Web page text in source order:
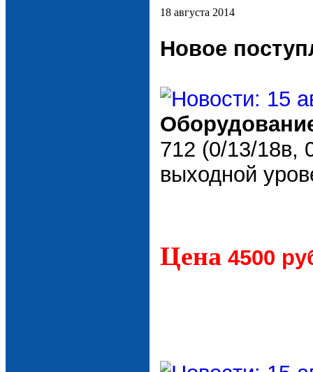
18 августа 2014
Новое
712 (0/13/18в,
выходной
Цена 4500